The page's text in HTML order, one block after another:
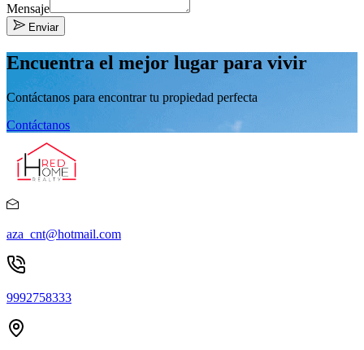
Mensaje
Enviar
Encuentra el mejor lugar para vivir
Contáctanos para encontrar tu propiedad perfecta
Contáctanos
aza_cnt@hotmail.com
9992758333